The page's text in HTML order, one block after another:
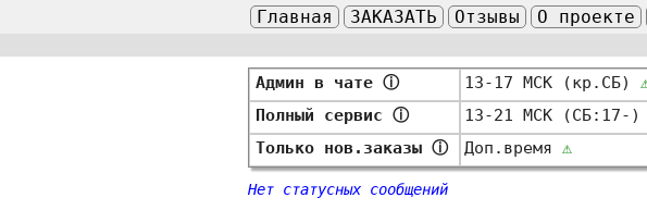
Главная ЗАКАЗАТЬ Отзывы О проекте
Админ в чатеⓘ 13-17 МСК (кр.СБ)
Полный сервисⓘ 13-21 МСК (СБ:17-
Только нов.заказыⓘ Доп.время⚠
Нет статусных сообщений